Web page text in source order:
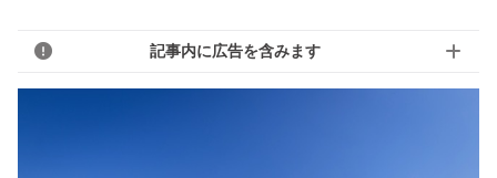
記事内に広告を含みます